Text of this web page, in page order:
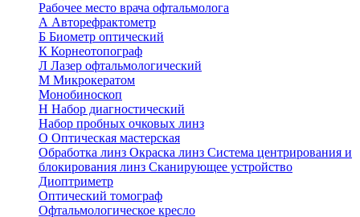
Рабочее место врача офтальмолога
А Авторефрактометр
Б Биометр оптический
К Корнеотопограф
Л Лазер офтальмологический
М Микрокератом
Монобиноскоп
Н Набор диагностический
Набор пробных очковых линз
О Оптическая мастерская
Обработка линз Окраска линз Система центрирования и
блокирования линз Сканирующее устройство
Диоптриметр
Оптический томограф
Офтальмологическое кресло